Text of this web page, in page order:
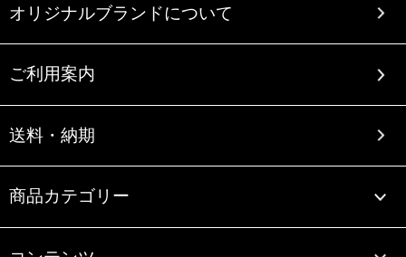
オリジナルブランドについて
ご利用案内
送料・納期
商品カテゴリー